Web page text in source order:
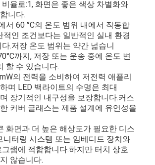
율로:1, 화면은 좋은 색상 차별화와
니다.
서 60 °C의 온도 범위 내에서 작동합
적인 조건보다는 일반적인 실내 환경
.저장 온도 범위는 약간 넓습니
까지, 저장 또는 운송 중에 온도 변
할 수 있습니다.
의 전력을 소비하여 저전력 애플리
며 LED 백라이트의 수명은 최대
장기적인 내구성을 보장합니다.커스
커버 글래스는 제품 설계에 유연성을
화면과 더 높은 해상도가 필요한 디스
니터링 시스템 또는 임베디드 장치와
램에 적합합니다.하지만 터치 상호
않습니다.